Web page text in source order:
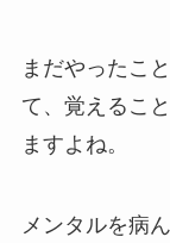
まだやったこ
て、覚えるこ
ますよね。
メンタルを病